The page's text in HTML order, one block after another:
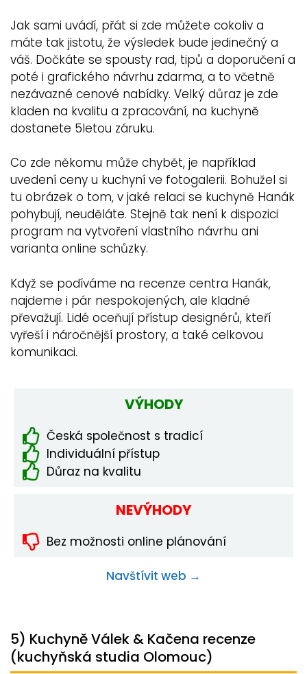
Jak sami uvádí, přát si zde můžete cokoliv a
máte tak jistotu, že výsledek bude jedinečný a
váš. Dočkáte se spousty rad, tipů a doporučení a
poté i grafického návrhu zdarma, a to včetně
nezávazné cenové nabídky. Velký důraz je zde
kladen na kvalitu a zpracování, na kuchyně
dostanete 5letou záruku.
Co zde někomu může chybět, je například
uvedení ceny u kuchyní ve fotogalerii. Bohužel si
tu obrázek o tom, v jaké relaci se kuchyně Hanák
pohybují, neuděláte. Stejně tak není k dispozici
program na vytvoření vlastního návrhu ani
varianta online schůzky.
Když se podíváme na recenze centra Hanák,
najdeme i pár nespokojených, ale kladné
převažují. Lidé oceňují přístup designérů, kteří
vyřeší i náročnější prostory, a také celkovou
komunikaci.
VÝHODY
Česká společnost s tradicí
Individuální přístup
Důraz na kvalitu
NEVÝHODY
Bez možnosti online plánování
Navštívit web →
5) Kuchyně Válek & Kačena recenze
(kuchyňská studia Olomouc)